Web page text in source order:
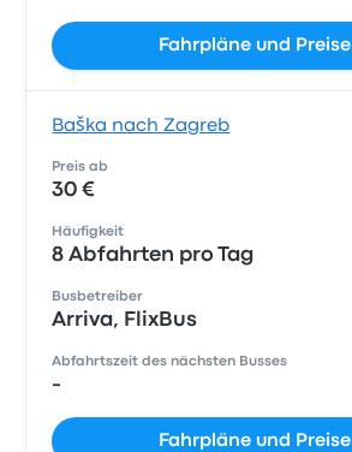
Fahrpläne und Preise
Baška nach Zagreb
Preis ab
30 €
Häufigkeit
8 Abfahrten pro Tag
Busbetreiber
Arriva, FlixBus
Abfahrtszeit des nächsten Busses
-
Fahrpläne und Preise